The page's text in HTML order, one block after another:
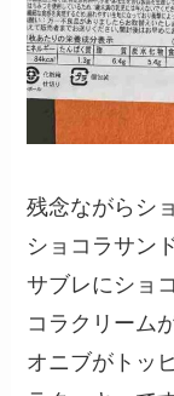
残念ながらシ
ショコラサン
サブレにショ
コラクリーム
オニブがトッ